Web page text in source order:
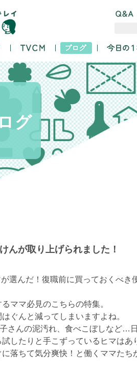
グ
んが取り上げられました！
選んだ！復職前に買っておくべき
ママ必見のこちらの特集。
ぐんと減ってしまいますよね。
さんの泥汚れ、食べこぼしなど…
したりと手こずっているヒマはあ
落ちて気分爽快！と働くママたち